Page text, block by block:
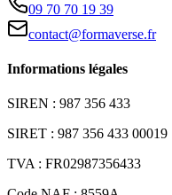
09 70 70 19 39
contact@formaverse.fr
Informations légales
SIREN : 987 356 433
SIRET : 987 356 433 00019
TVA : FR02987356433